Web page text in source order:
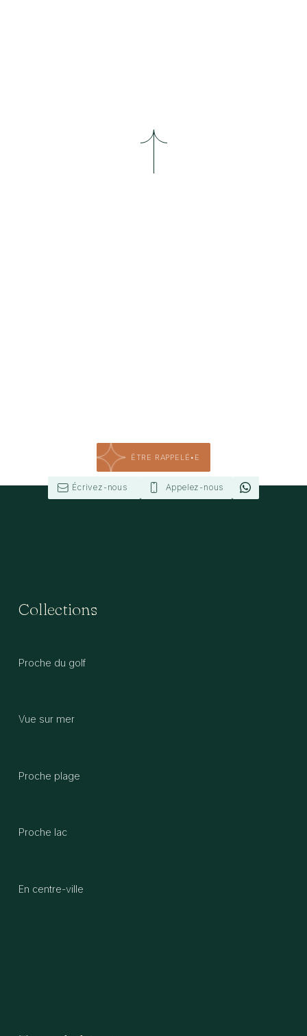
ÊTRE RAPPELÉ•E
Écrivez-nous Appelez-nous
Collections
Proche du golf
Vue sur mer
Proche plage
Proche lac
En centre-ville